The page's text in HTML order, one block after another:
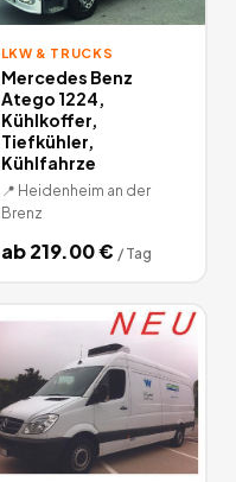
LKW & TRUCKS
Mercedes Benz
Atego 1224,
Kühlkoffer,
Tiefkühler,
Kühlfahrze
📍 Heidenheim an der
Brenz
ab219.00€ / Tag